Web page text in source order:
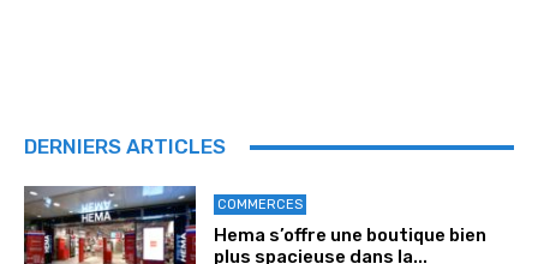
DERNIERS ARTICLES
COMMERCES
Hema s’offre une boutique bien
plus spacieuse dans la...